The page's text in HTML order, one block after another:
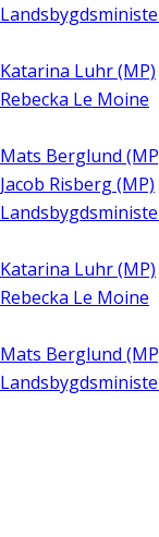
Katarina Luhr (MP)
Rebecka Le Moine
Mats Berglund
Jacob Risberg (MP)
Katarina Luhr (MP)
Rebecka Le Moine
Mats Berglund